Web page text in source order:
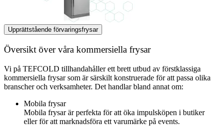
Upprättstående förvaringsfrysar
Översikt över våra kommersiella frysar
Vi på TEFCOLD tillhandahåller ett brett utbud av förstklassiga
kommersiella frysar som är särskilt konstruerade för att passa olika
branscher och verksamheter. Det handlar bland annat om:
Mobila frysar
Mobila frysar är perfekta för att öka impulsköpen i butiker
eller för att marknadsföra ett varumärke på events.